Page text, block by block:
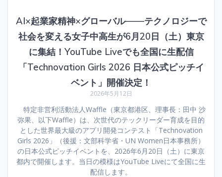
AI×起業家精神×グローバル——テクノロジーで
社会を変える女子中高生が6月20日（土）東京
に集結！YouTube Liveでも全国に生配信
「Technovation Girls 2026 日本公式ピッチイ
ベント」開催決定！
2026年5月12日
特定非営利活動法人Waffle（東京都港区、理事長：田中 沙
弥果、以下Waffle）は、次世代のテックリーダー育成を目的
とした世界最大級のアプリ開発コンテスト「Technovation
Girls 2026」（後援：文部科学省・UN Women日本事務所）
の日本公式ピッチイベントを、2026年6月20日（土）に東京
都内で開催します。当日の模様はYouTube Liveにて全国に生
配信します。